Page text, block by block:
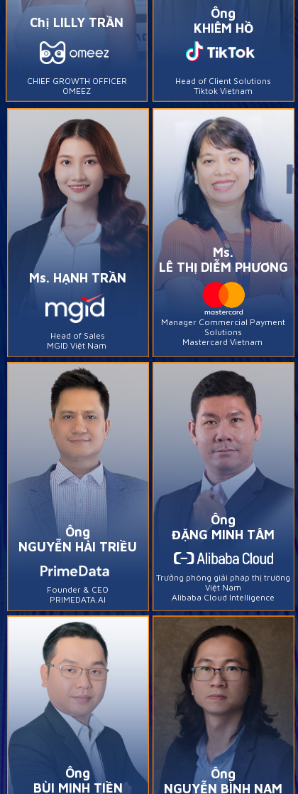
Chị LILLY TRẦN
CHIEF GROWTH OFFICER
OMEEZ
Ông
NGUYỄN BÌNH NAM
Ông
BÙI MINH TIỀN
Ông
NGUYỄN HẢI TRIỀU
Founder & CEO
PRIMEDATA.AI
Ông
ĐẶNG MINH TÂM
Trưởng phòng giải pháp thị trường
Việt Nam
Alibaba Cloud Intelligence
Ms. HẠNH TRẦN
Head of Sales
MGID Việt Nam
Ms.
LÊ THỊ DIỄM PHƯƠNG
Manager Commercial Payment
Solutions
Mastercard Vietnam
Ông
KHIÊM HỒ
Head of Client Solutions
Tiktok Vietnam